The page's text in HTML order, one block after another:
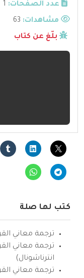
عدد الصفحات: 1
مشاهدات:
بلّغ عن كتاب
كتب لها صلة
ترجمة معاني
ترجمة معاني
انترناشونال)
ترجمة معاني